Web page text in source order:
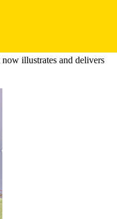
illustrates and delivers